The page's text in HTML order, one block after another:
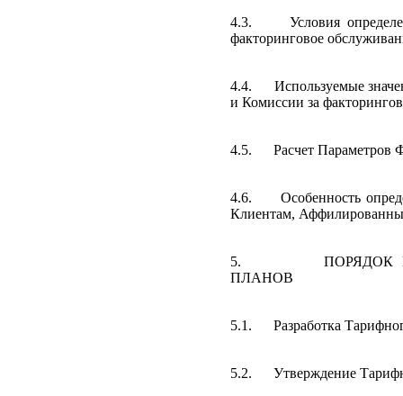
4.3.
Условия
факторинговое
4.4.
Используемые
и Комиссии за
4.5. Расчет Параметров
4.6.
Особенность
Клиентам,
5.
ПОРЯДОК
ПЛАНОВ
5.1. Разработка
5.2. Утверждение